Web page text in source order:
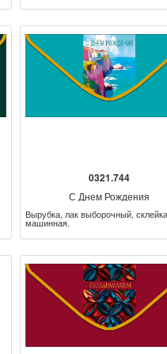
0321.744
С Днем Рождения
Вырубка, лак выборочный, склейка
машинная.